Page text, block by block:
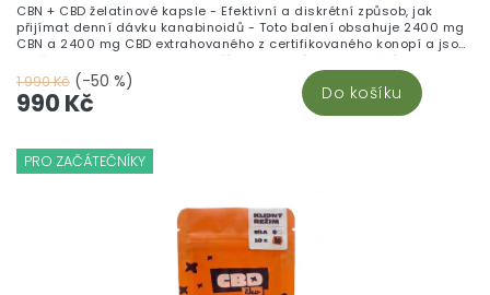
1 990 Kč (-50 %)
990 Kč Do košíku
CBN + CBD želatinové kapsle - Efektivní a diskrétní způsob, jak
přijímat denní dávku kanabinoidů - Toto balení obsahuje 2400 mg
CBN a 2400 mg CBD extrahovaného z certifikovaného konopí a jsou
skvělou alternativou pro ty, kteří nepreferují vaporizování nebo
nechtějí přímo konzumovat CBD oleje. S jednoduchým dávkováním
(1 kapsle = 40 mg CBN + 40 mg CBD) a diskrétním použitím můžete
snadno zahrnout tyto kanabinoidy do svého každodenního režimu.
PRO ZAČÁTEČNÍKY